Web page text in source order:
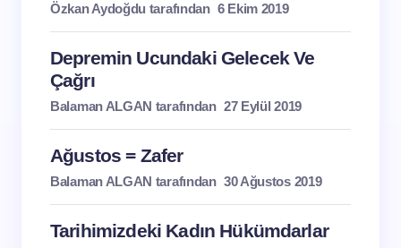
Özkan Aydoğdu tarafından 6 Ekim 2019
Depremin Ucundaki Gelecek Ve
Çağrı
Balaman ALGAN tarafından 27 Eylül 2019
Ağustos = Zafer
Balaman ALGAN tarafından 30 Ağustos 2019
Tarihimizdeki Kadın Hükümdarlar